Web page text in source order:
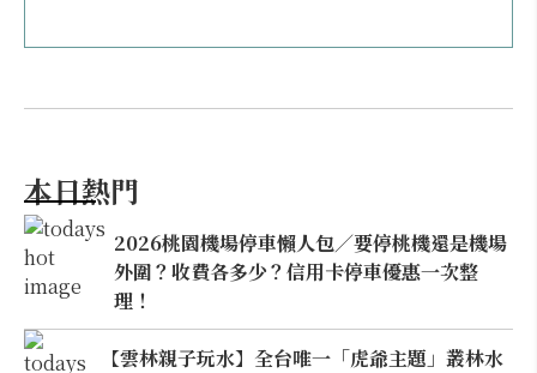
本日熱門
2026桃園機場停車懶人包／要停桃機還是機場
外圍？收費各多少？信用卡停車優惠一次整
理！
【雲林親子玩水】全台唯一「虎爺主題」叢林水